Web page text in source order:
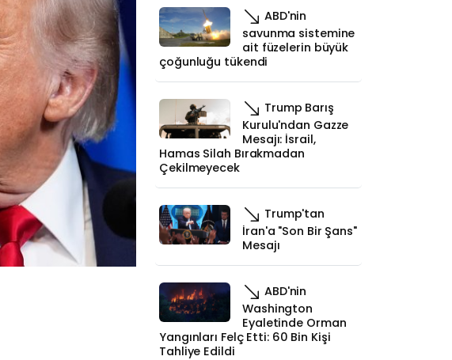
ABD'nin
savunma sistemine
ait füzelerin büyük
çoğunluğu tükendi
Trump Barış
Kurulu'ndan Gazze
Mesajı: İsrail,
Hamas Silah Bırakmadan
Çekilmeyecek
Trump'tan
İran'a "Son Bir Şans"
Mesajı
ABD'nin
Washington
Eyaletinde Orman
Yangınları Felç Etti: 60 Bin Kişi
Tahliye Edildi